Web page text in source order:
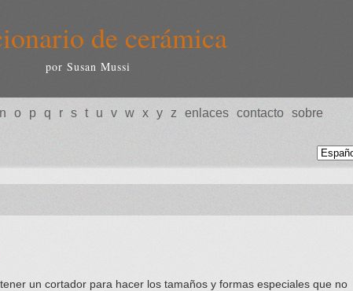
de cerámica
por Susan Mussi
n o p q r s t u v w x y z enlaces contacto sobre
un cortador para hacer los tamaños y formas especiales que no